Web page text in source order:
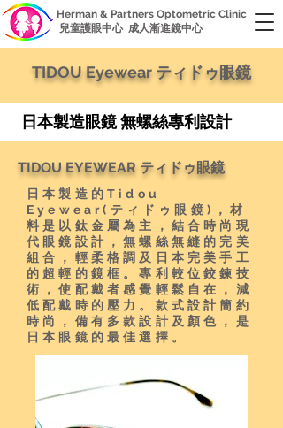
Herman & Partners Optometric Clinic
兒童護眼中心 成人漸進鏡中心
TIDOU Eyewear ティドゥ眼鏡
日本製造眼鏡 無螺絲專利設計
TIDOU EYEWEAR ティドゥ眼鏡
日本製造的Tidou
Eyewear(ティドゥ眼鏡)，材
料是以鈦金屬為主，結合時尚現
代眼鏡設計，無螺絲無縫的完美
組合，輕柔格調及日本完美手工
的超輕的鏡框。專利較位鉸鍊技
術，使配戴者感覺輕鬆自在，減
低配戴時的壓力。款式設計簡約
時尚，備有多款設計及顏色，是
日本眼鏡的最佳選擇。